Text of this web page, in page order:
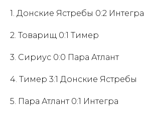
1. Донские Ястребы 0:2 Интегра
2. Товарищ 0:1 Тимер
3. Сириус 0:0 Пара Атлант
4. Тимер 3:1 Донские Ястребы
5. Пара Атлант 0:1 Интегра